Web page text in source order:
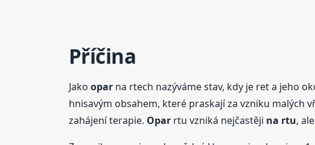
Příčina
Jako oparna rtech nazýváme stav, kdy je ret a jeho
hnisavým obsahem, které praskají za vzniku malých
zahájení terapie. Oparrtu vzniká nejčastěji na rtu,